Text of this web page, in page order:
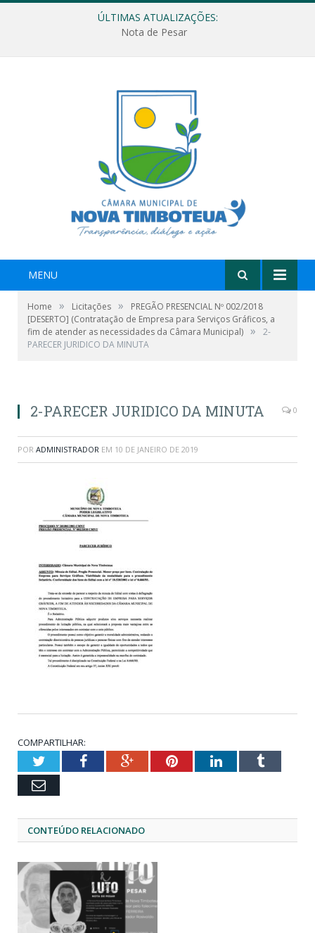
ÚLTIMAS ATUALIZAÇÕES:
Nota de Pesar
MENU
Home » Licitações »
PREGÃO PRESENCIAL Nº 002/2018
[DESERTO] (Contratação de Empresa para Serviços Gráficos, a
fim de atender as necessidades da Câmara Municipal) »
2-
PARECER JURIDICO DA MINUTA
2-PARECER JURIDICO DA MINUTA 0
POR ADMINISTRADOR EM 10 DE JANEIRO DE 2019
COMPARTILHAR:
TwitterFacebookGoogle+PinterestLinkedInTumblr
Email
CONTEÚDO RELACIONADO